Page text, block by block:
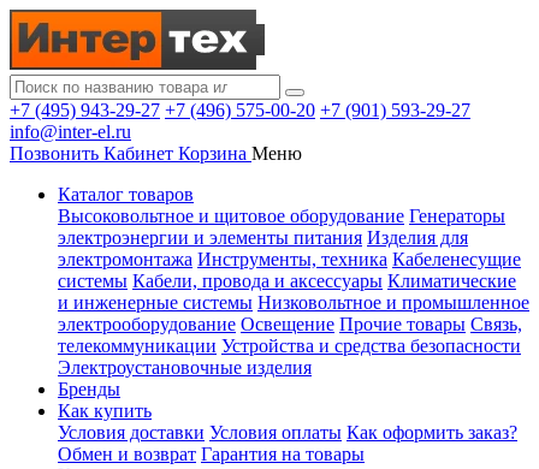
+7 (495) 943-29-27 +7 (496) 575-00-20 +7 (901) 593-29-27
info@inter-el.ru
Позвонить Кабинет Корзина Меню
Каталог товаров
Высоковольтное и щитовое оборудование Генераторы
электроэнергии и элементы питания Изделия для
электромонтажа Инструменты, техника Кабеленесущие
системы Кабели, провода и аксессуары Климатические
и инженерные системы Низковольтное и промышленное
электрооборудование Освещение Прочие товары Связь,
телекоммуникации Устройства и средства безопасности
Электроустановочные изделия
Бренды
Как купить
Условия доставки Условия оплаты Как оформить заказ?
Обмен и возврат Гарантия на товары